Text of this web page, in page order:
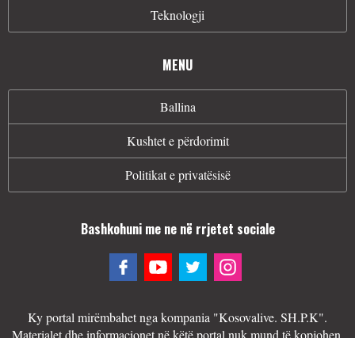
Teknologji
MENU
Ballina
Kushtet e përdorimit
Politikat e privatësisë
Bashkohuni me ne në rrjetet sociale
Ky portal mirëmbahet nga kompania "Kosovalive. SH.P.K".
Materialet dhe informacionet në këtë portal nuk mund të kopjohen,